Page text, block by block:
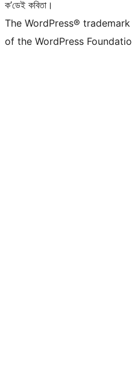
ক’ডেই কবিতা।
The WordPress®
of the WordPress